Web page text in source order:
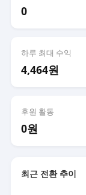
0
하루 최대 수익
4,464원
후원 활동
0원
최근 전환 추이